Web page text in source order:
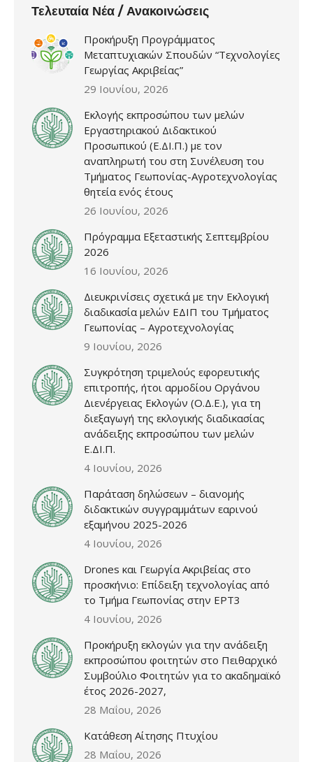
Τελευταία Νέα / Ανακοινώσεις
Προκήρυξη Προγράμματος
Μεταπτυχιακών Σπουδών “Τεχνολογίες
Γεωργίας Ακριβείας”
29 Ιουνίου, 2026
Εκλογής εκπροσώπου των μελών
Εργαστηριακού Διδακτικού
Προσωπικού (Ε.ΔΙ.Π.) με τον
αναπληρωτή του στη Συνέλευση του
Τμήματος Γεωπονίας-Αγροτεχνολογίας
θητεία ενός έτους
26 Ιουνίου, 2026
Πρόγραμμα Εξεταστικής Σεπτεμβρίου
2026
16 Ιουνίου, 2026
Διευκρινίσεις σχετικά με την Εκλογική
διαδικασία μελών ΕΔΙΠ του Τμήματος
Γεωπονίας – Αγροτεχνολογίας
9 Ιουνίου, 2026
Συγκρότηση τριμελούς εφορευτικής
επιτροπής, ήτοι αρμοδίου Οργάνου
Διενέργειας Εκλογών (Ο.Δ.Ε.), για τη
διεξαγωγή της εκλογικής διαδικασίας
ανάδειξης εκπροσώπου των μελών
Ε.ΔΙ.Π.
4 Ιουνίου, 2026
Παράταση δηλώσεων – διανομής
διδακτικών συγγραμμάτων εαρινού
εξαμήνου 2025-2026
4 Ιουνίου, 2026
Drones και Γεωργία Ακριβείας στο
προσκήνιο: Επίδειξη τεχνολογίας από
το Τμήμα Γεωπονίας στην ΕΡΤ3
4 Ιουνίου, 2026
Προκήρυξη εκλογών για την ανάδειξη
εκπροσώπου φοιτητών στο Πειθαρχικό
Συμβούλιο Φοιτητών για το ακαδημαϊκό
έτος 2026-2027,
28 Μαΐου, 2026
Κατάθεση Αίτησης Πτυχίου
28 Μαΐου, 2026